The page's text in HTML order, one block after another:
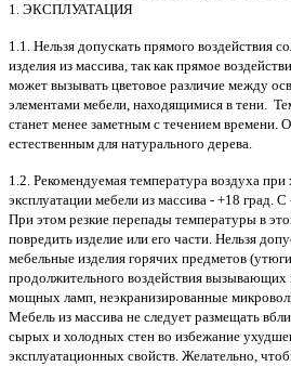
1. ЭКСПЛУАТАЦИЯ
1.1. Нельзя допускать прямого воздействия
изделия из массива, так как прямое
может вызывать цветовое различие между
элементами мебели, находящимися в тени.
станет менее заметным с течением времени.
естественным для натурального дерева.
1.2. Рекомендуемая температура воздуха
эксплуатации мебели из массива - +18 град.
При этом резкие перепады температуры в
повредить изделие или его части. Нельзя
мебельные изделия горячих предметов
продолжительного воздействия вызывающих
мощных ламп, неэкранизированные
Мебель из массива не следует размещать
сырых и холодных стен во избежание
эксплуатационных свойств. Желательно,